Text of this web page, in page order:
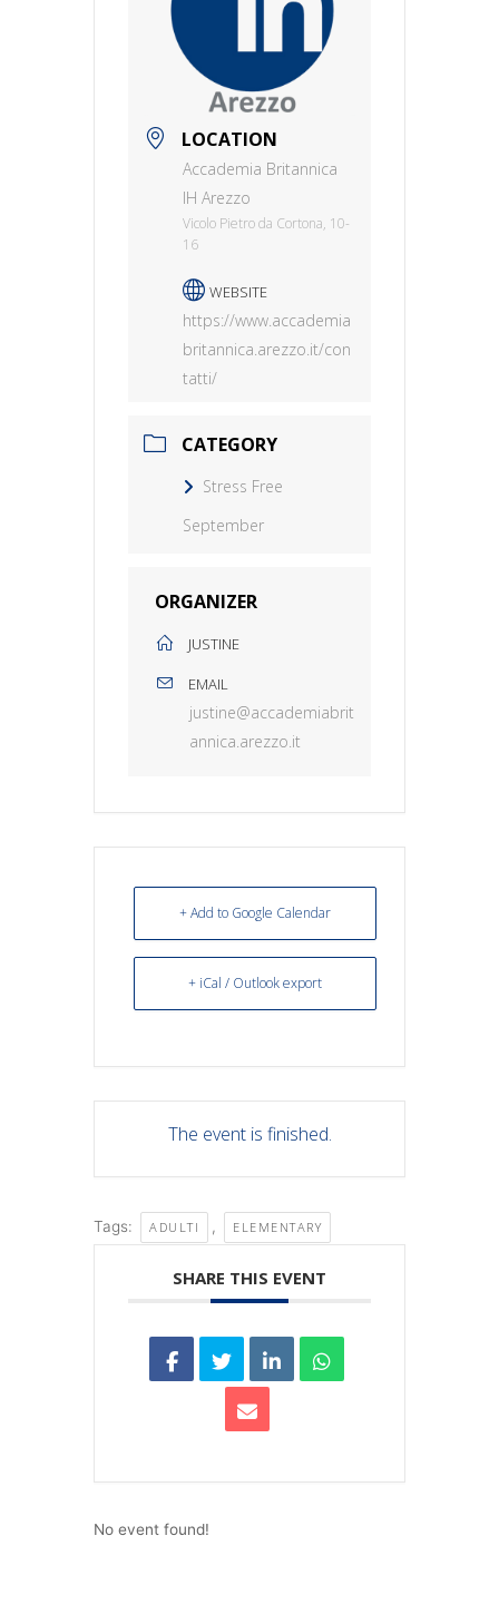
LOCATION
Accademia Britannica
IH Arezzo
Vicolo Pietro da Cortona, 10-
16
WEBSITE
https://www.accademia
britannica.arezzo.it/con
tatti/
CATEGORY
Stress Free
September
ORGANIZER
JUSTINE
EMAIL
justine@accademiabrit
annica.arezzo.it
+ Add to Google Calendar
+ iCal / Outlook export
The event is finished.
Tags: ADULTI , ELEMENTARY
SHARE THIS EVENT
No event found!